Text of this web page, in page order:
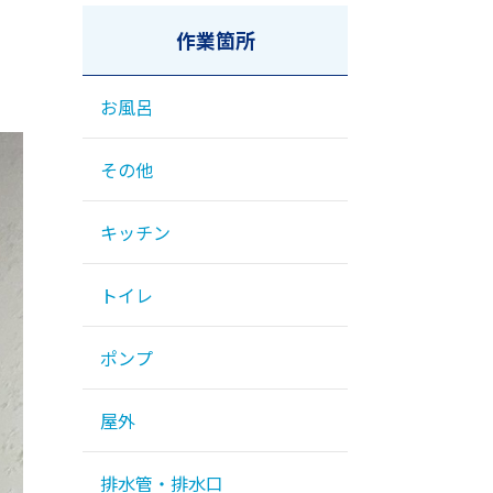
作業箇所
お風呂
その他
キッチン
トイレ
ポンプ
屋外
排水管・排水口